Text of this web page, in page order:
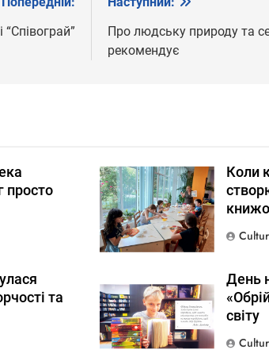
Про людську природу та
рекомендує
просто
Коли
та
День
світу